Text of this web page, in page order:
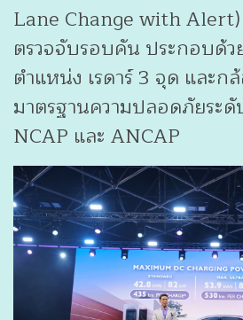
Lane Change with Alert)
ตรวจจับรอบคัน ประกอบด้ว
ตำแหน่ง เรดาร์ 3 จุด และก
มาตรฐานความปลอดภัยระ
NCAP และ ANCAP